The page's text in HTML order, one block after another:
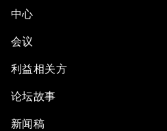
中心
会议
利益相关方
论坛故事
新闻稿